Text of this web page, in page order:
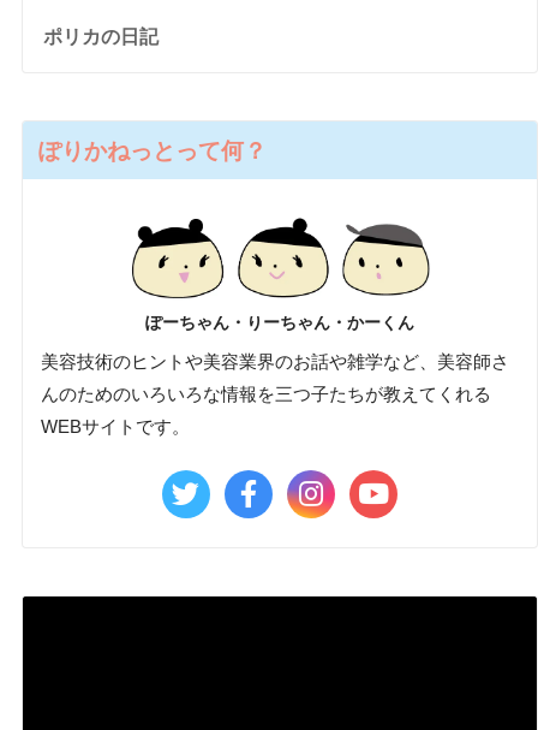
ポリカの日記
ぽりかねっとって何？
ぽーちゃん・りーちゃん・かーくん
美容技術のヒントや美容業界のお話や雑学など、美容師さ
んのためのいろいろな情報を三つ子たちが教えてくれる
WEBサイトです。